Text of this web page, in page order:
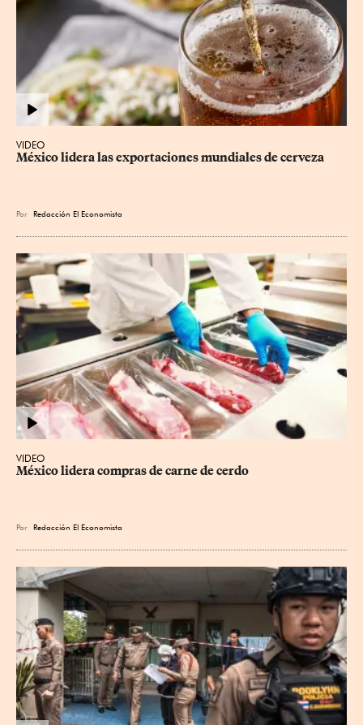
VIDEO
México lidera las exportaciones mundiales de cerveza
Por Redacción El Economista
VIDEO
México lidera compras de carne de cerdo
Por Redacción El Economista